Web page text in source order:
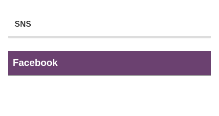
SNS
Facebook